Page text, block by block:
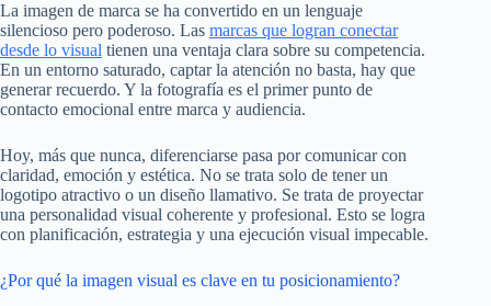
La imagen de marca se ha convertido en un lenguaje
silencioso pero poderoso. Las marcas que logran conectar
desde lo visual tienen una ventaja clara sobre su competencia.
En un entorno saturado, captar la atención no basta, hay que
generar recuerdo. Y la fotografía es el primer punto de
contacto emocional entre marca y audiencia.
Hoy, más que nunca, diferenciarse pasa por comunicar con
claridad, emoción y estética. No se trata solo de tener un
logotipo atractivo o un diseño llamativo. Se trata de proyectar
una personalidad visual coherente y profesional. Esto se logra
con planificación, estrategia y una ejecución visual impecable.
¿Por qué la imagen visual es clave en tu posicionamiento?